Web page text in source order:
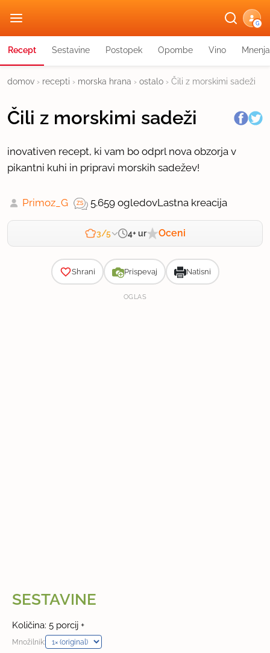
G
Recept Sestavine Postopek Opombe Vino Mnenja
domov › recepti › morska hrana › ostalo › Čili z morskimi sadeži
Čili z morskimi sadeži
inovativen recept, ki vam bo odprl nova obzorja v
pikantni kuhi in pripravi morskih sadežev!
Primoz_G 5.659 ogledovLastna kreacija
3/5 4+ ur Oceni
Shrani Prispevaj Natisni
OGLAS
SESTAVINE
Količina: 5 porcij +
Množilnik: